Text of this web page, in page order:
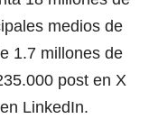
medios de
1.7 millones de
post en X
LinkedIn.